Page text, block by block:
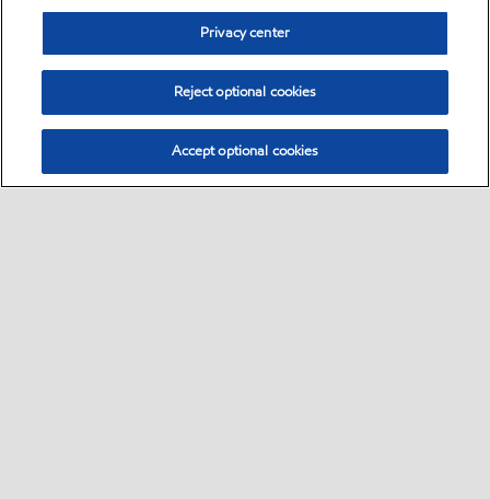
Privacy center
Reject optional cookies
Accept optional cookies